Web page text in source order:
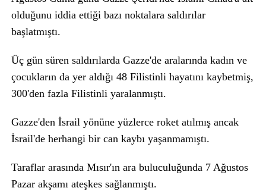
olduğunu iddia ettiği bazı noktalara saldırılar
başlatmıştı.
Üç gün süren saldırılarda Gazze'de aralarında kadın ve
çocukların da yer aldığı 48 Filistinli hayatını kaybetmiş,
300'den fazla Filistinli yaralanmıştı.
Gazze'den İsrail yönüne yüzlerce roket atılmış ancak
İsrail'de herhangi bir can kaybı yaşanmamıştı.
Taraflar arasında Mısır'ın ara buluculuğunda 7 Ağustos
Pazar akşamı ateşkes sağlanmıştı.